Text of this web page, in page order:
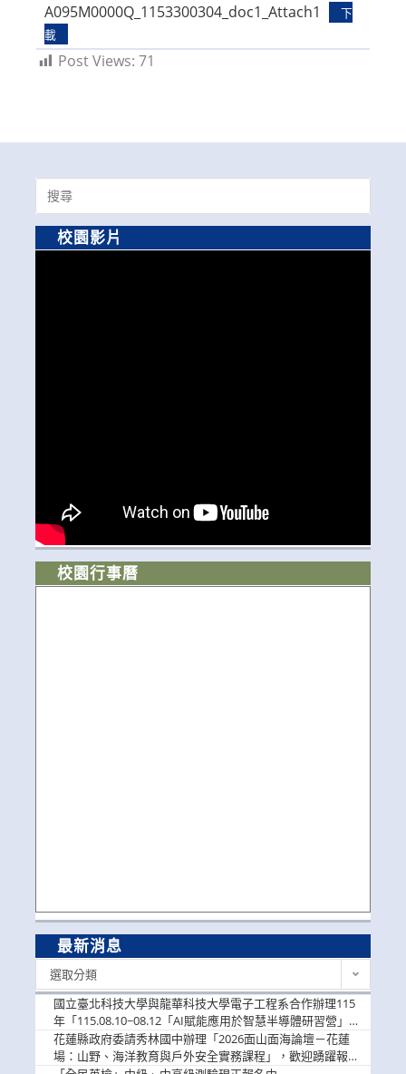
A095M0000Q_1153300304_doc1_Attach1
下
載
Post Views: 71
Search
for:
校園影片
校園行事曆
最新消息
選取分類
國立臺北科技大學與龍華科技大學電子工程系合作辦理115
年「115.08.10~08.12「AI賦能應用於智慧半導體研習營」，
歡迎學生踴躍報名參加
花蓮縣政府委請秀林國中辦理「2026面山面海論壇－花蓮
場：山野、海洋教育與戶外安全實務課程」，歡迎踴躍報名